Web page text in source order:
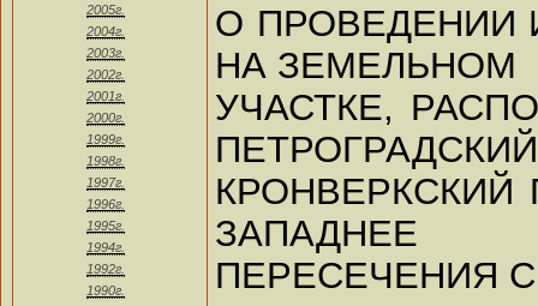
2005г.
2004г.
2003г.
2002г.
2001г.
2000г.
1999г.
1998г.
1997г.
1996г.
1995г.
1994г.
1992г.
1990г.
О ПРОВЕДЕНИИ
НА ЗЕМЕЛЬНОМ
УЧАСТКЕ,
КРОНВЕРКСКИЙ
ЗАПАДНЕЕ
ПЕРЕСЕЧЕНИЯ